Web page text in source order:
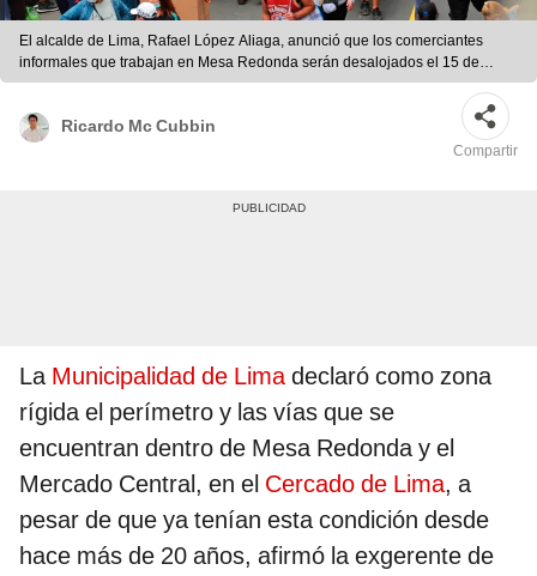
El alcalde de Lima, Rafael López Aliaga, anunció que los comerciantes
informales que trabajan en Mesa Redonda serán desalojados el 15 de
mayo. Foto: Andina
Ricardo Mc Cubbin
Compartir
La Municipalidad de Limadeclaró como zona
rígida el perímetro y las vías que se
encuentran dentro de Mesa Redonda y el
Mercado Central, en el Cercado de Lima, a
pesar de que ya tenían esta condición desde
hace más de 20 años, afirmó la exgerente de